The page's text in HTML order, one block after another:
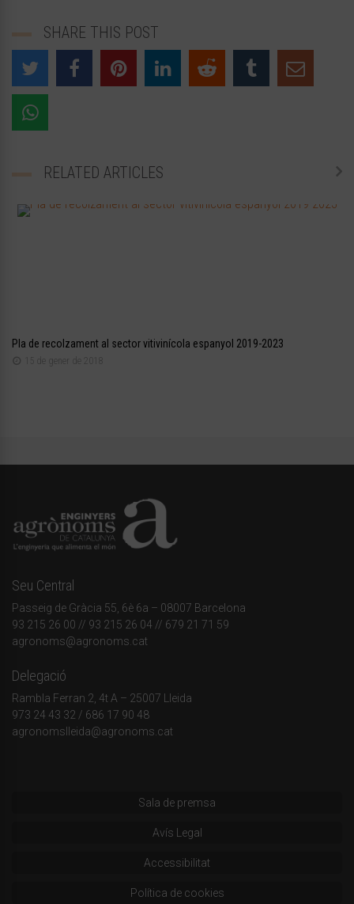
SHARE THIS POST
RELATED ARTICLES
Pla de recolzament al sector vitivinícola espanyol 2019-2023
15 de gener de 2018
Seu Central
Passeig de Gràcia 55, 6è 6a – 08007 Barcelona
93 215 26 00 // 93 215 26 04 // 679 21 71 59
agronoms@agronoms.cat
Delegació
Rambla Ferran 2, 4t A – 25007 Lleida
973 24 43 32 / 686 17 90 48
agronomslleida@agronoms.cat
Sala de premsa
Avís Legal
Accessibilitat
Política de cookies